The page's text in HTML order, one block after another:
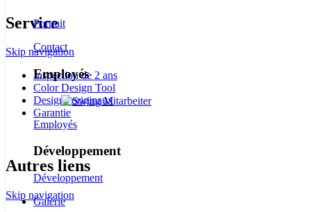
Portrait
Contact
Employés
Employés
Développement
Développement
Galerie
Service
Skip navigation
Inspection de 2 ans
Color Design Tool
Designs originaux
Garantie
Autres liens
Skip navigation